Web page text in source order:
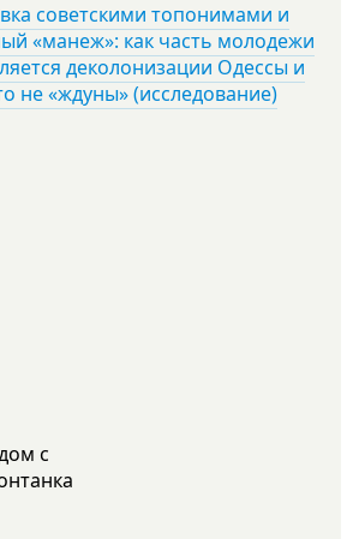
советскими топонимами и
«манеж»: как часть молодежи
деколонизации Одессы и
не «ждуны» (исследование)
с